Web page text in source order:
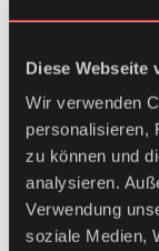
Diese Webseite
Wir verwenden
personalisieren,
zu können und
analysieren.
Verwendung
soziale Medien,